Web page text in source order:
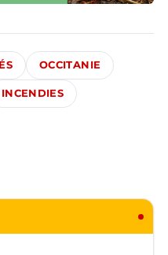
OCCITANIE
INCENDIES